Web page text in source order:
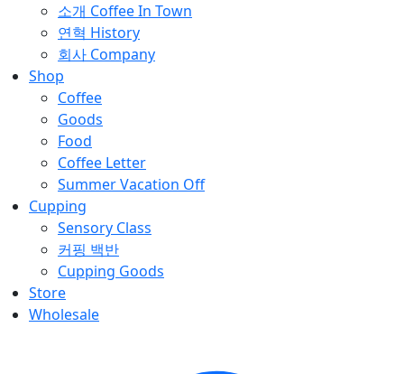
소개 Coffee In Town
연혁 History
회사 Company
Shop
Coffee
Goods
Food
Coffee Letter
Summer Vacation Off
Cupping
Sensory Class
커핑 백반
Cupping Goods
Store
Wholesale